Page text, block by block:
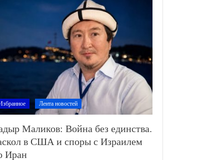
Лента новостей
Маликов: Война без единства.
в США и споры с Израилем
Иран